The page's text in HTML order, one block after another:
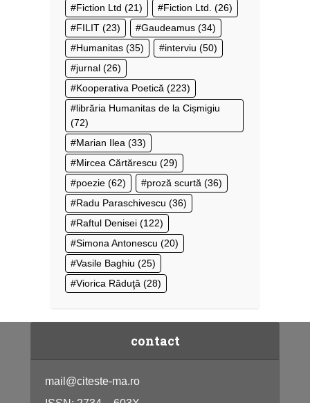
Fiction Ltd (21) Fiction Ltd. (26)
FILIT (23) Gaudeamus (34)
Humanitas (35) interviu (50)
jurnal (26)
Kooperativa Poetică (223)
librăria Humanitas de la Cișmigiu
(72)
Marian Ilea (33)
Mircea Cărtărescu (29)
poezie (62) proză scurtă (36)
Radu Paraschivescu (36)
Raftul Denisei (122)
Simona Antonescu (20)
Vasile Baghiu (25)
Viorica Răduţă (28)
contact
mail@citeste-ma.ro